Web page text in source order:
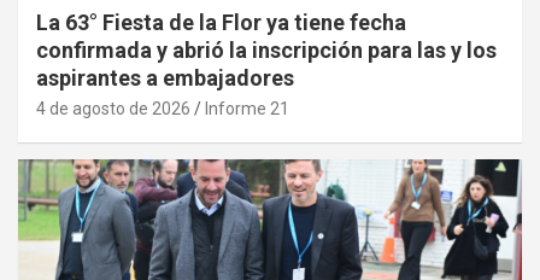
La 63° Fiesta de la Flor ya tiene fecha
confirmada y abrió la inscripción para las y los
aspirantes a embajadores
4 de agosto de 2026 Informe 21